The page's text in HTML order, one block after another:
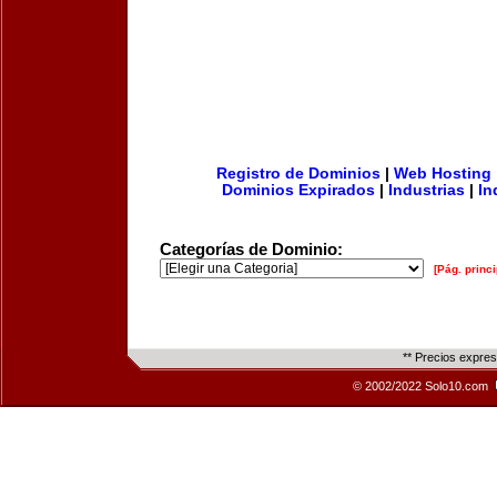
Registro de Dominios| Web Hosting
Dominios Expirados
Industrias
Categorías de Dominio:
[Pág.
** Precios
© 2002/2022 Solo10.com